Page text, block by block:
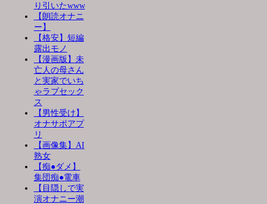
り引いたwww
【朗読オナニ
ー】
【格安】短編
露出モノ
【漫画版】未
亡人の母さん
と実家でいち
ゃラブセック
ス
【男性受け】
オナサポアプ
リ
【画像集】AI
熟女
【痴●ダメ】
集団痴●電車
【目隠しで実
演オナニー潮